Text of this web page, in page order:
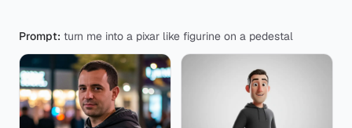
Prompt: turn me into a pixar like figurine on a pedestal